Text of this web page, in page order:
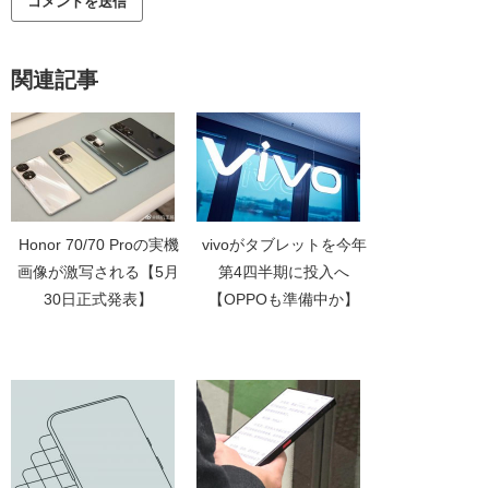
関連記事
Honor 70/70 Proの実機
画像が激写される【5月
30日正式発表】
vivoがタブレットを今年
第4四半期に投入へ
【OPPOも準備中か】